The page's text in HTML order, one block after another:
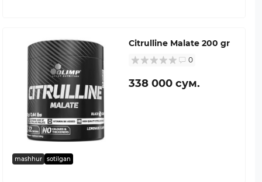
mashhur sotilgan
Citrulline Malate 200 gr
0
338 000 сум.